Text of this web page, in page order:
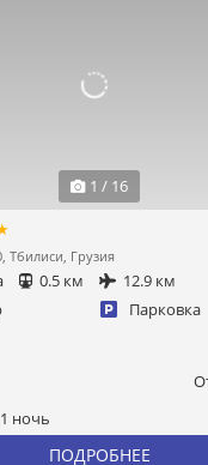
1 / 16
Тбилиси, Грузия
0.5 км
12.9 км
Парковка
ночь
ПОДРОБНЕЕ